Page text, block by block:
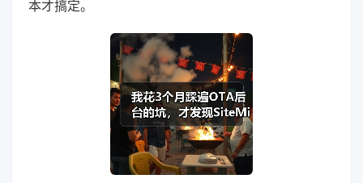
本才搞定。